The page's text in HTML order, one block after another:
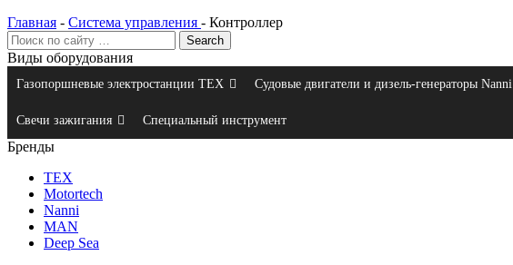
Главная - Система управления - Контроллер
Виды оборудования
Газопоршневые электростанции ТЕХ Судовые двигатели и дизель-генераторы Nanni
Свечи зажигания Специальный инструмент
Бренды
ТЕХ
Motortech
Nanni
MAN
Deep Sea